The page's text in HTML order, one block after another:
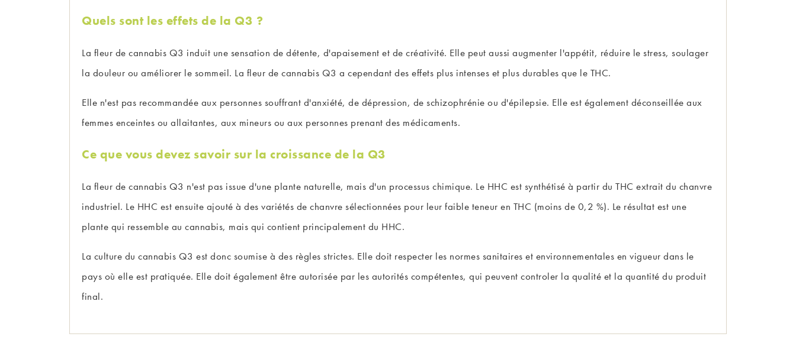
Quels sont les effets de la Q3 ?
La fleur de cannabis Q3 induit une sensation de détente, d'apaisement et de créativité. Elle peut aussi augmenter l'appétit, réduire le stress, soulager
la douleur ou améliorer le sommeil. La fleur de cannabis Q3 a cependant des effets plus intenses et plus durables que le THC.
Elle n'est pas recommandée aux personnes souffrant d'anxiété, de dépression, de schizophrénie ou d'épilepsie. Elle est également déconseillée aux
femmes enceintes ou allaitantes, aux mineurs ou aux personnes prenant des médicaments.
Ce que vous devez savoir sur la croissance de la Q3
La fleur de cannabis Q3 n'est pas issue d'une plante naturelle, mais d'un processus chimique. Le HHC est synthétisé à partir du THC extrait du chanvre
industriel. Le HHC est ensuite ajouté à des variétés de chanvre sélectionnées pour leur faible teneur en THC (moins de 0,2 %). Le résultat est une
plante qui ressemble au cannabis, mais qui contient principalement du HHC.
La culture du cannabis Q3 est donc soumise à des règles strictes. Elle doit respecter les normes sanitaires et environnementales en vigueur dans le
pays où elle est pratiquée. Elle doit également être autorisée par les autorités compétentes, qui peuvent controler la qualité et la quantité du produit
final.